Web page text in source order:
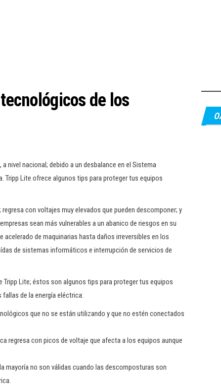
de los
nivel nacional; debido a un desbalance en el Sistema
Tripp Lite ofrece algunos tips para proteger tus equipos
con voltajes muy elevados que pueden descomponer; y
sean más vulnerables a un abanico de riesgos en su
de maquinarias hasta daños irreversibles en los
de sistemas informáticos e interrupción de servicios de
Lite; éstos son algunos tips para proteger tus equipos
de la energía eléctrica:
que no se están utilizando y que no estén conectados
regresa con picos de voltaje que afecta a los equipos aunque
mayoría no son válidas cuando las descomposturas son